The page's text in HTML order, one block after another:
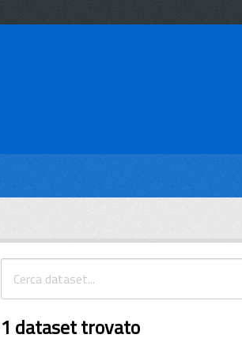
1 dataset trovato